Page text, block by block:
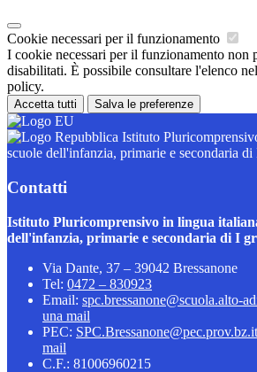
Cookie necessari per il funzionamento
I cookie necessari per il funzionamento non
disabilitati. È possibile consultare l'elenco
policy.
Accetta tutti Salva le preferenze
Istituto
scuole dell'infanzia, primarie e secondaria di
Contatti
Istituto Pluricomprensivo in lingua
dell'infanzia, primarie e secondaria di I
Via Dante, 37 – 39042 Bressanone
Tel: 0472 – 830923
Email: spc.bressanone@scuola.alto-
una mail
PEC: SPC.Bressanone@pec.prov.bz.it
mail
C.F.: 81006960215